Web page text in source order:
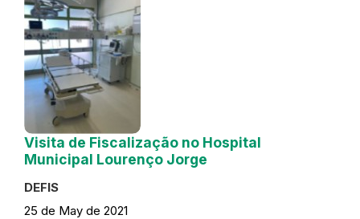
Visita de Fiscalização no Hospital
Municipal Lourenço Jorge
DEFIS
25 de May de 2021